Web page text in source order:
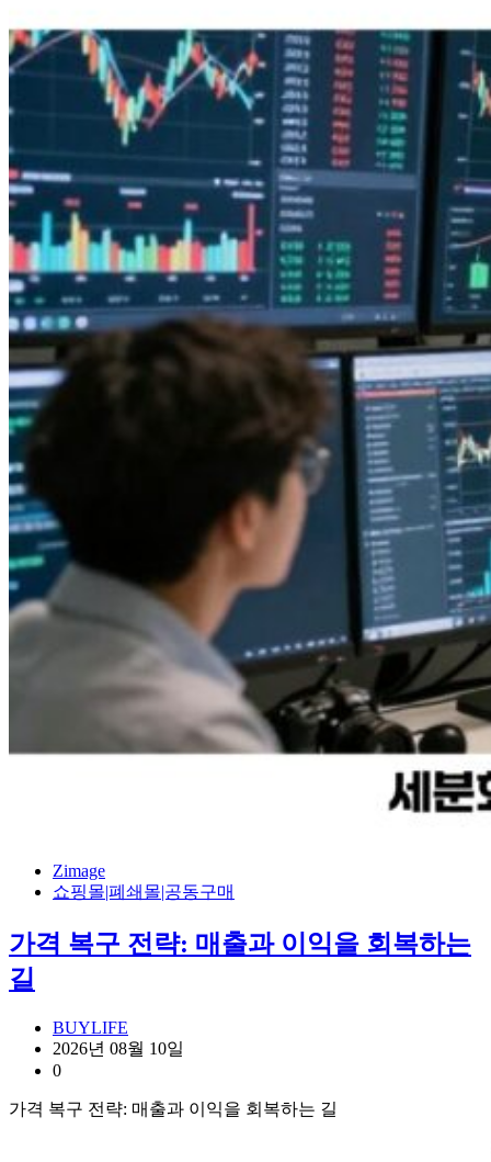
Zimage
쇼핑몰|폐쇄몰|공동구매
가격 복구 전략: 매출과 이익을 회복하는
길
BUYLIFE
2026년 08월 10일
0
가격 복구 전략: 매출과 이익을 회복하는 길